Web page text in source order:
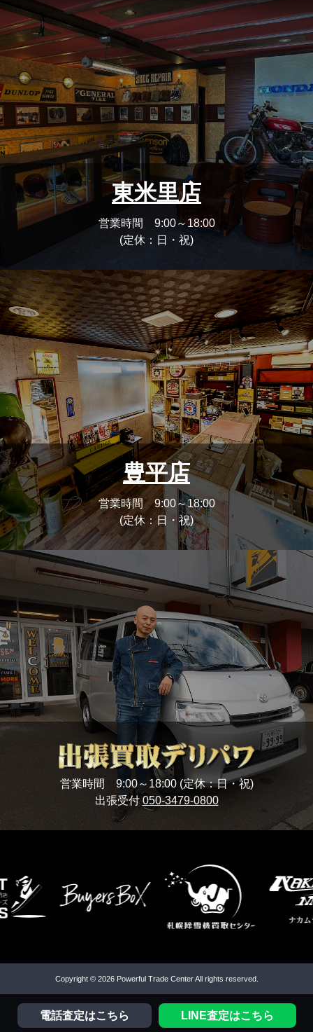
東米里店
営業時間 9:00～18:00
(定休：日・祝)
豊平店
営業時間 9:00～18:00
(定休：日・祝)
営業時間 9:00～18:00 (定休：日・祝)
出張受付050-3479-0800
電話査定はこちら LINE査定はこちら
Copyright © 2026 Powerful Trade Center All rights reserved.